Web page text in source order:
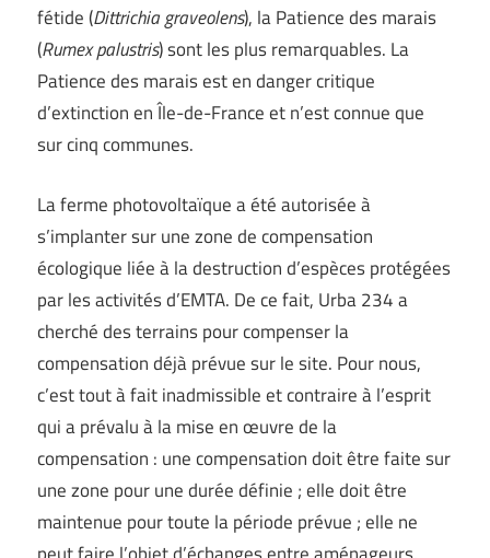
fétide (Dittrichia graveolens), la Patience des marais
(Rumex palustris) sont les plus remarquables. La
Patience des marais est en danger critique
d’extinction en Île-de-France et n’est connue que
sur cinq communes.
La ferme photovoltaïque a été autorisée à
s’implanter sur une zone de compensation
écologique liée à la destruction d’espèces protégées
par les activités d’EMTA. De ce fait, Urba 234 a
cherché des terrains pour compenser la
compensation déjà prévue sur le site. Pour nous,
c’est tout à fait inadmissible et contraire à l’esprit
qui a prévalu à la mise en œuvre de la
compensation : une compensation doit être faite sur
une zone pour une durée définie ; elle doit être
maintenue pour toute la période prévue ; elle ne